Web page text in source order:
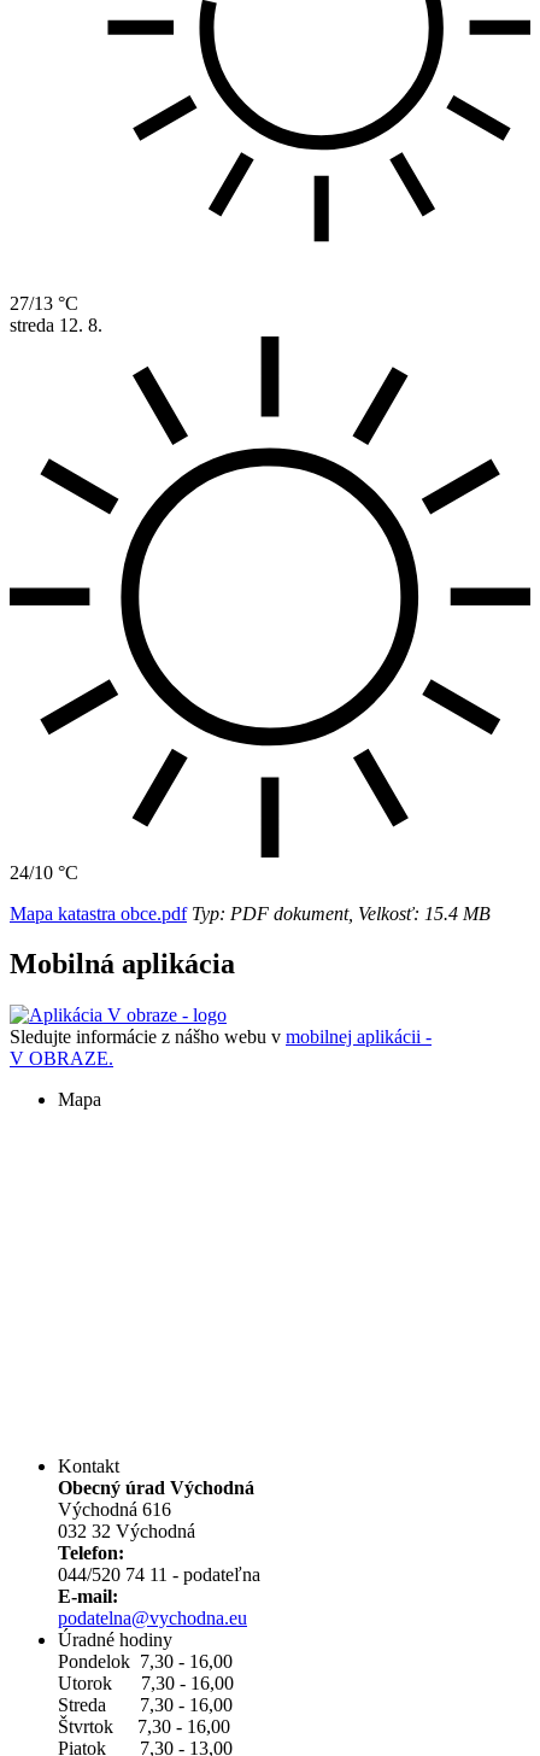
27/13 °C
streda 12. 8.
24/10 °C
Mapa katastra obce.pdfTyp: PDF dokument, Velkosť: 15.4 MB
Mobilná aplikácia
Sledujte informácie z nášho webu v mobilnej aplikácii -
V OBRAZE.
Mapa
Kontakt
Obecný úrad Východná
Východná 616
032 32 Východná
Telefon:
044/520 74 11 - podateľna
E-mail:
podatelna@vychodna.eu
Úradné hodiny
Pondelok 7,30 - 16,00
Utorok 7,30 - 16,00
Streda 7,30 - 16,00
Štvrtok 7,30 - 16,00
Piatok 7,30 - 13,00